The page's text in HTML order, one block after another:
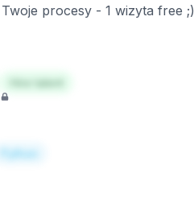
procesy - 1 wizyta free ;)
Hire talent
Python